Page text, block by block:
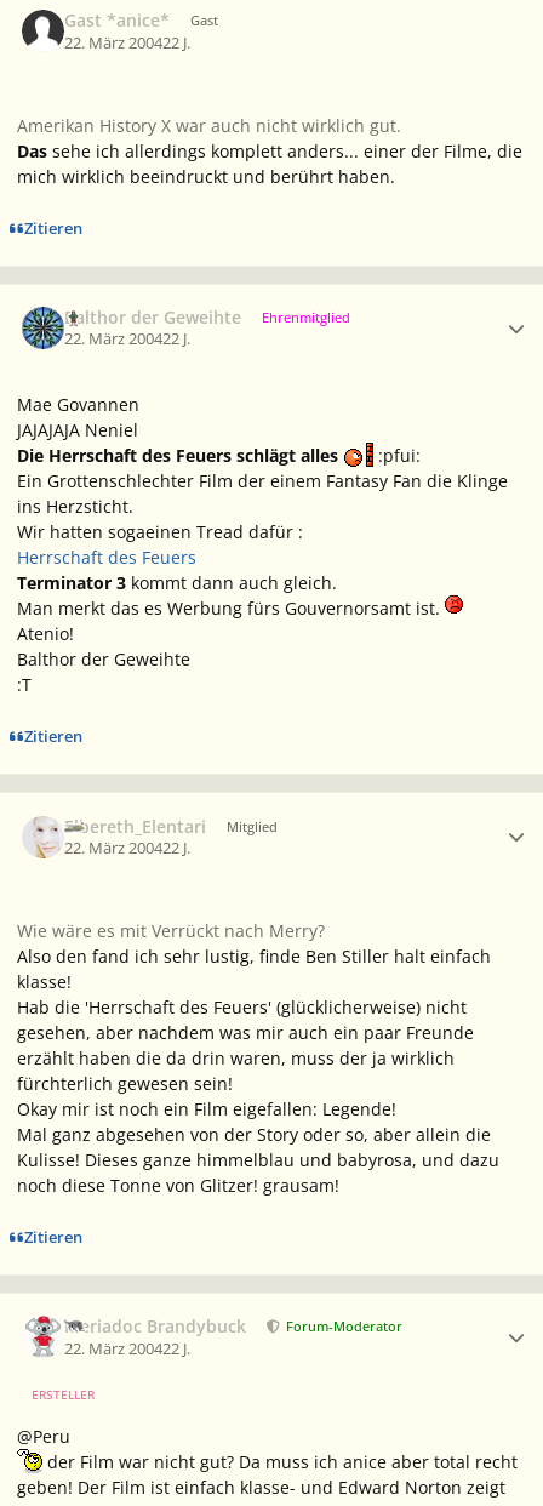
Gast *anice* Gast
22. März 200422 J.
Amerikan History X war auch nicht wirklich gut.
Das sehe ich allerdings komplett anders... einer der Filme, die
mich wirklich beeindruckt und berührt haben.
Zitieren
Balthor der Geweihte Ehrenmitglied
22. März 200422 J.
Mae Govannen
JAJAJAJA Neniel
Die Herrschaft des Feuers schlägt alles
:pfui:
Ein Grottenschlechter Film der einem Fantasy Fan die Klinge
ins Herzsticht.
Wir hatten sogaeinen Tread dafür :
Herrschaft des Feuers
Terminator 3 kommt dann auch gleich.
Man merkt das es Werbung fürs Gouvernorsamt ist.
Atenio!
Balthor der Geweihte
:T
Zitieren
Elbereth_Elentari Mitglied
22. März 200422 J.
Wie wäre es mit Verrückt nach Merry?
Also den fand ich sehr lustig, finde Ben Stiller halt einfach
klasse!
Hab die 'Herrschaft des Feuers' (glücklicherweise) nicht
gesehen, aber nachdem was mir auch ein paar Freunde
erzählt haben die da drin waren, muss der ja wirklich
fürchterlich gewesen sein!
Okay mir ist noch ein Film eigefallen: Legende!
Mal ganz abgesehen von der Story oder so, aber allein die
Kulisse! Dieses ganze himmelblau und babyrosa, und dazu
noch diese Tonne von Glitzer! grausam!
Zitieren
Meriadoc Brandybuck Forum-Moderator
22. März 200422 J.
ERSTELLER
@Peru
der Film war nicht gut? Da muss ich anice aber total recht
geben! Der Film ist einfach klasse- und Edward Norton zeigt